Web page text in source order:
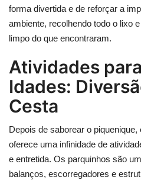
forma divertida e de reforçar a
ambiente, recolhendo todo o lixo
limpo do que encontraram.
Atividades
Idades:
Cesta
Depois de saborear o
oferece uma infinidade de
e entretida. Os parquinhos são
balanços, escorregadores e